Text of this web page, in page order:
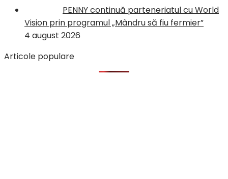
PENNY continuă parteneriatul cu World
Vision prin programul „Mândru să fiu fermier”
4 august 2026
Articole populare